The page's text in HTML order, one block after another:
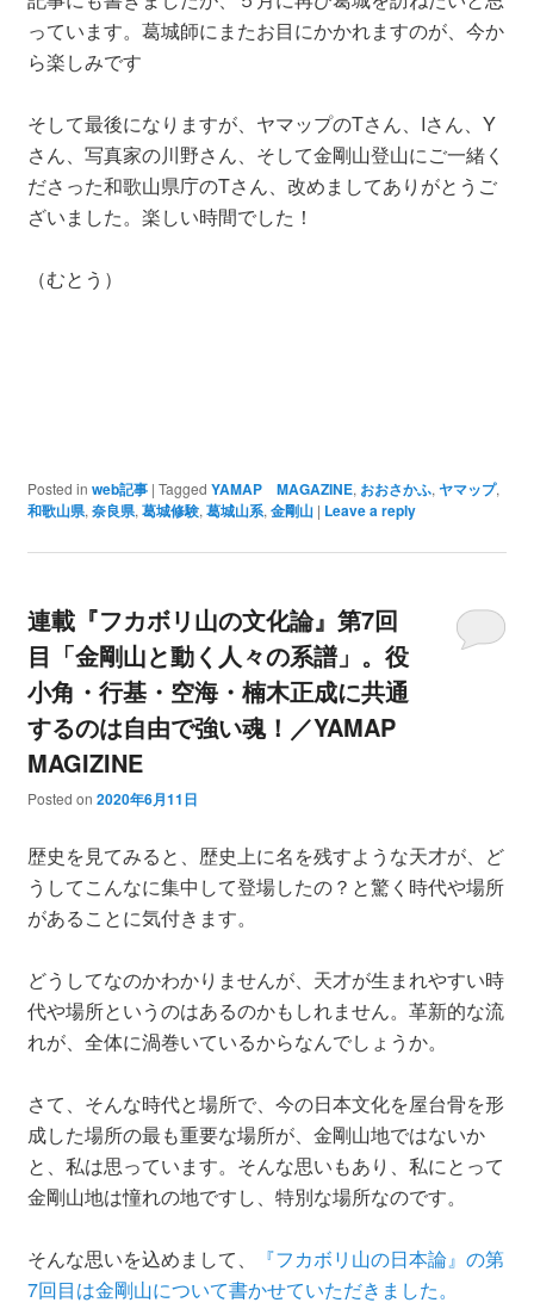
っています。葛城師にまたお目にかかれますのが、今か
ら楽しみです
そして最後になりますが、ヤマップのTさん、Iさん、Y
さん、写真家の川野さん、そして金剛山登山にご一緒く
ださった和歌山県庁のTさん、改めましてありがとうご
ざいました。楽しい時間でした！
（むとう）
Posted in web記事 | Tagged YAMAP MAGAZINE, おおさかふ, ヤマップ,
和歌山県, 奈良県, 葛城修験, 葛城山系, 金剛山 | Leave a reply
連載『フカボリ山の文化論』第7回
目「金剛山と動く人々の系譜」。役
小角・行基・空海・楠木正成に共通
するのは自由で強い魂！／YAMAP
MAGIZINE
Posted on 2020年6月11日
歴史を見てみると、歴史上に名を残すような天才が、ど
うしてこんなに集中して登場したの？と驚く時代や場所
があることに気付きます。
どうしてなのかわかりませんが、天才が生まれやすい時
代や場所というのはあるのかもしれません。革新的な流
れが、全体に渦巻いているからなんでしょうか。
さて、そんな時代と場所で、今の日本文化を屋台骨を形
成した場所の最も重要な場所が、金剛山地ではないか
と、私は思っています。そんな思いもあり、私にとって
金剛山地は憧れの地ですし、特別な場所なのです。
そんな思いを込めまして、
『フカボリ山の日本論』の第
7回目は金剛山について書かせていただきました。